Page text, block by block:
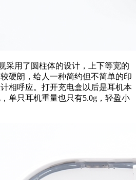
采用了圆柱体的设计，上下等宽的
硬朗，给人一种简约但不简单的印
相呼应。打开充电盒以后是耳机本
单只耳机重量也只有5.0g，轻盈小